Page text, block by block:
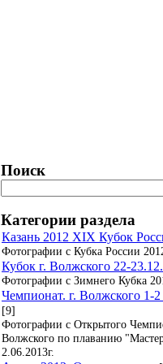
Поиск
Категории раздела
Казань 2012 XIX Кубок
Фотографии с Кубка России
Кубок г. Волжского 22-
Фотографии с Зимнего Кубка
Чемпионат. г. Волжского 1-
[9]
Фотографии с Открытого
Волжского по плаванию
2.06.2013г.